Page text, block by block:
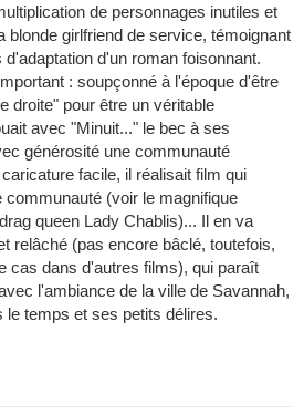
de personnages inutiles et
blonde girlfriend de service, témoignant
d'un roman foisonnant.
: soupçonné à l'époque d'être
droite" pour être un véritable
avec "Minuit..." le bec à ses
générosité une communauté
facile, il réalisait film qui
(voir le magnifique
queen Lady Chablis)... Il en va
relâché (pas encore bâclé, toutefois,
cas dans d'autres films), qui paraît
l'ambiance de la ville de Savannah,
le temps et ses petits délires.